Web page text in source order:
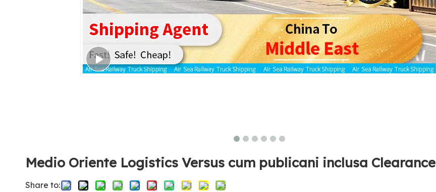
Medio Oriente Logistics Versus cum publicani inclusa Clearance
Share to: